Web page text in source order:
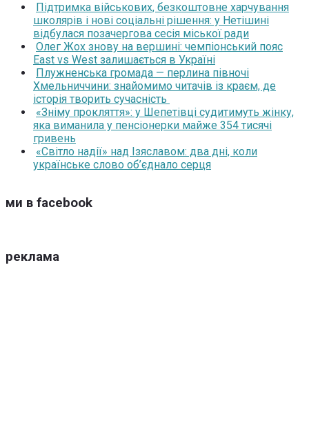
Підтримка військових, безкоштовне харчування
школярів і нові соціальні рішення: у Нетішині
відбулася позачергова сесія міської ради
Олег Жох знову на вершині: чемпіонський пояс
East vs West залишається в Україні
Плужненська громада — перлина півночі
Хмельниччини: знайомимо читачів із краєм, де
історія творить сучасність
«Зніму прокляття»: у Шепетівці судитимуть жінку,
яка виманила у пенсіонерки майже 354 тисячі
гривень
«Світло надії» над Ізяславом: два дні, коли
українське слово об’єднало серця
ми в facebook
реклама